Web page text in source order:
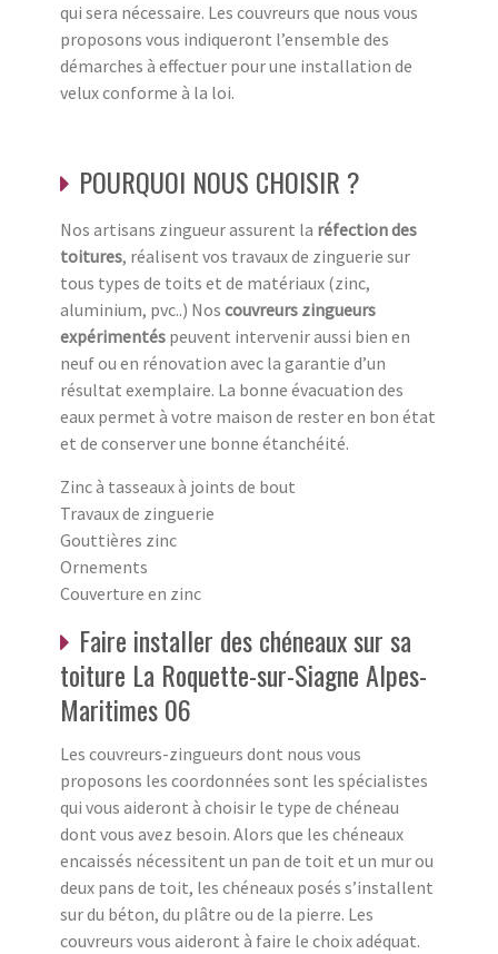
qui sera nécessaire. Les couvreurs que nous vous
proposons vous indiqueront l’ensemble des
démarches à effectuer pour une installation de
velux conforme à la loi.
POURQUOI NOUS CHOISIR ?
Nos artisans zingueur assurent la réfection des
toitures, réalisent vos travaux de zinguerie sur
tous types de toits et de matériaux (zinc,
aluminium, pvc..) Nos couvreurs zingueurs
expérimentés peuvent intervenir aussi bien en
neuf ou en rénovation avec la garantie d’un
résultat exemplaire. La bonne évacuation des
eaux permet à votre maison de rester en bon état
et de conserver une bonne étanchéité.
Zinc à tasseaux à joints de bout
Travaux de zinguerie
Gouttières zinc
Ornements
Couverture en zinc
Faire installer des chéneaux sur sa
toiture La Roquette-sur-Siagne Alpes-
Maritimes 06
Les couvreurs-zingueurs dont nous vous
proposons les coordonnées sont les spécialistes
qui vous aideront à choisir le type de chéneau
dont vous avez besoin. Alors que les chéneaux
encaissés nécessitent un pan de toit et un mur ou
deux pans de toit, les chéneaux posés s’installent
sur du béton, du plâtre ou de la pierre. Les
couvreurs vous aideront à faire le choix adéquat.